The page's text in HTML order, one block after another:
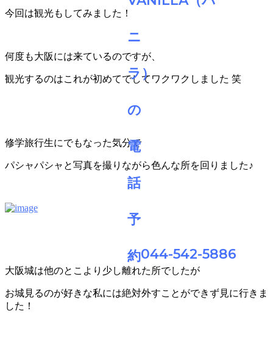
044-542-5886
今回は観光もしてみました！
何度も大阪には来ているのですが、
観光するのはこれが初めてでしてワクワクしました 笑
修学旅行生にでもなった気分で
パシャパシャと写真を撮りながら色んな所を回りました♪
大阪城は他のとこより少し離れた所でしたが
お城見るのが好きな私には絶対外すことができず見に行きま
した！